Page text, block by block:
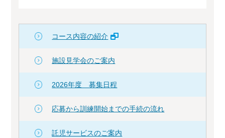
コース内容の紹介
施設見学会のご案内
2026年度 募集日程
応募から訓練開始までの手続の流れ
託児サービスのご案内